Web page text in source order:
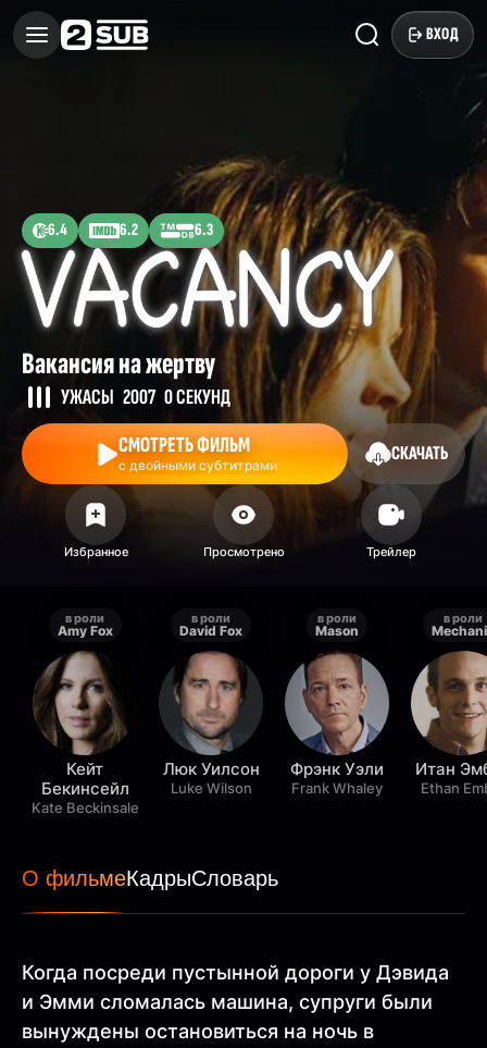
ВХОД
6.4 6.2 6.3
Вакансия на жертву
УЖАСЫ 2007 0 СЕКУНД
СМОТРЕТЬ ФИЛЬМ
с двойными субтитрами
СКАЧАТЬ
в роли
Amy Fox
Кейт
Бекинсейл
Kate Beckinsale
в роли
David Fox
Люк Уилсон
Luke Wilson
в роли
Mason
Фрэнк Уэли
Frank Whaley
в роли
Итан
Ethan
О фильмеКадрыСловарь
Когда посреди пустынной дороги у Дэвида
и Эмми сломалась машина, супруги были
вынуждены остановиться на ночь в